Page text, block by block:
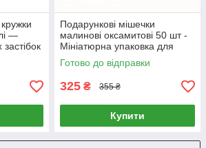
—
Подарункові мішечки
малинові оксамитові 50 шт -
Мініатюрна упаковка для
прикрас та ювелірних виробів
(5х7 см)
Готово до відправки
325 ₴ 355 ₴
Купити